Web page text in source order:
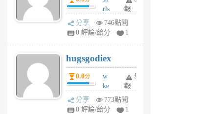
前
rls
k
m
6
個
月
前
報
分享
746點閱
0 評論/給分
1
hugsgodiex
0.0分
w
ke
rv
pj
舉
報
分享
773點閱
0 評論/給分
1